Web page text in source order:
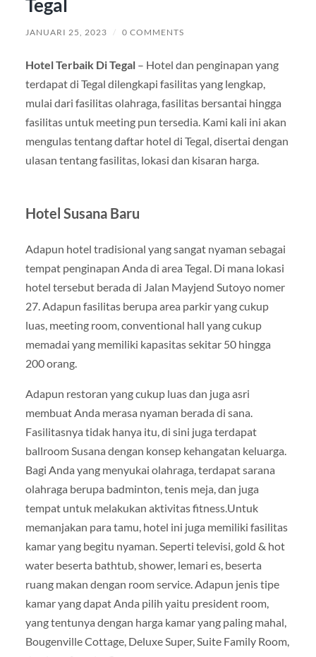
Tegal
JANUARI 25, 2023 / 0 COMMENTS
Hotel Terbaik Di Tegal– Hotel dan penginapan yang
terdapat di Tegal dilengkapi fasilitas yang lengkap,
mulai dari fasilitas olahraga, fasilitas bersantai hingga
fasilitas untuk meeting pun tersedia. Kami kali ini akan
mengulas tentang daftar hotel di Tegal, disertai dengan
ulasan tentang fasilitas, lokasi dan kisaran harga.
Hotel Susana Baru
Adapun hotel tradisional yang sangat nyaman sebagai
tempat penginapan Anda di area Tegal. Di mana lokasi
hotel tersebut berada di Jalan Mayjend Sutoyo nomer
27. Adapun fasilitas berupa area parkir yang cukup
luas, meeting room, conventional hall yang cukup
memadai yang memiliki kapasitas sekitar 50 hingga
200 orang.
Adapun restoran yang cukup luas dan juga asri
membuat Anda merasa nyaman berada di sana.
Fasilitasnya tidak hanya itu, di sini juga terdapat
ballroom Susana dengan konsep kehangatan keluarga.
Bagi Anda yang menyukai olahraga, terdapat sarana
olahraga berupa badminton, tenis meja, dan juga
tempat untuk melakukan aktivitas fitness.Untuk
memanjakan para tamu, hotel ini juga memiliki fasilitas
kamar yang begitu nyaman. Seperti televisi, gold & hot
water beserta bathtub, shower, lemari es, beserta
ruang makan dengan room service. Adapun jenis tipe
kamar yang dapat Anda pilih yaitu president room,
yang tentunya dengan harga kamar yang paling mahal,
Bougenville Cottage, Deluxe Super, Suite Family Room,